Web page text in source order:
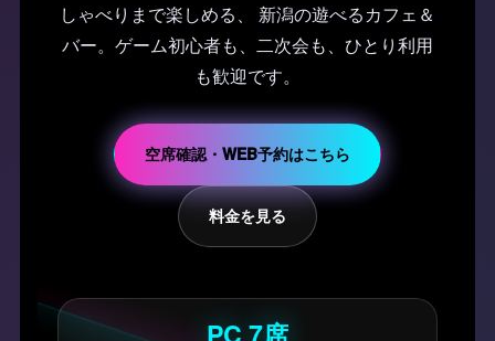
しゃべりまで楽しめる、 新潟の遊べるカフェ＆
バー。ゲーム初心者も、二次会も、ひとり利用
も歓迎です。
空席確認・WEB予約はこちら
料金を見る
PC 7席